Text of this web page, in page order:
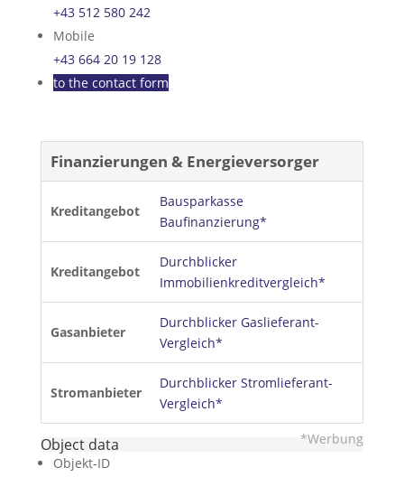
+43 512 580 242
Mobile
+43 664 20 19 128
to the contact form
Finanzierungen & Energieversorger
Kreditangebot
Bausparkasse
Baufinanzierung*
Kreditangebot
Durchblicker
Immobilienkreditvergleich*
Gasanbieter
Durchblicker Gaslieferant-
Vergleich*
Stromanbieter
Durchblicker Stromlieferant-
Vergleich*
*Werbung
Object data
Objekt-ID